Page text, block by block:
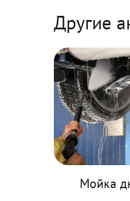
Другие
Мойка